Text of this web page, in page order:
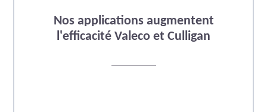
Nos applications augmentent
l'efficacité Valeco et Culligan